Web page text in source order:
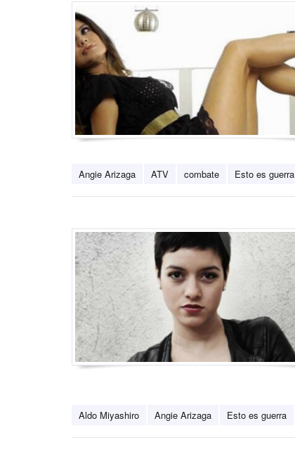
Angie Arizaga ATV combate Esto es guerra
Aldo Miyashiro Angie Arizaga Esto es guerra